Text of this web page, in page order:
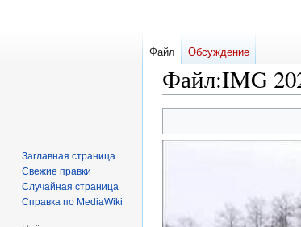
Файл:IMG
к
к
Файл Обсуждение
Заглавная страница
Свежие правки
Случайная страница
Справка по MediaWiki